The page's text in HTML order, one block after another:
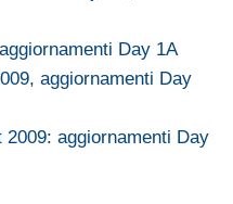
Day 1A
aggiornamenti Day
aggiornamenti Day